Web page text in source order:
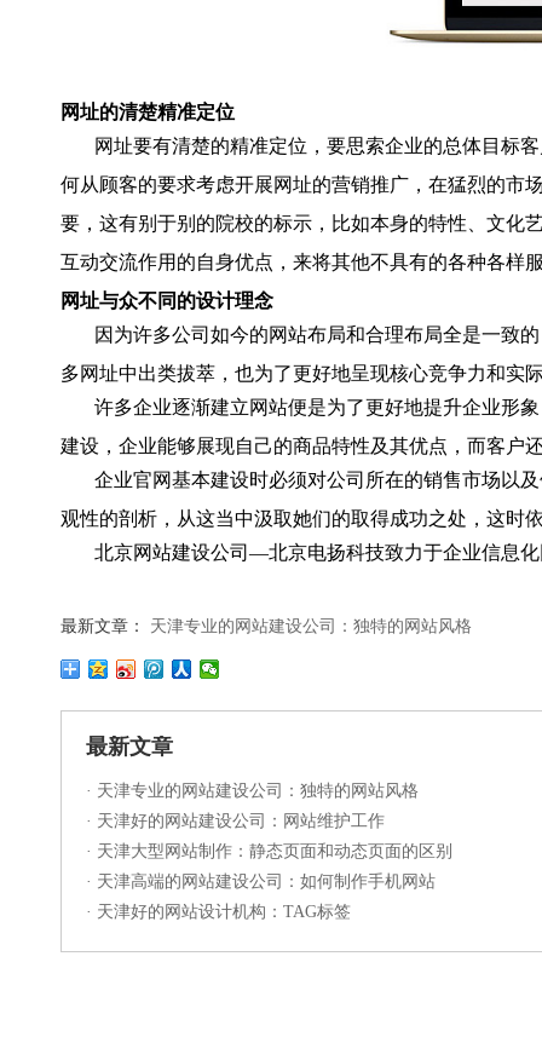
网址的清楚精准定位
网址要有清楚的精准定位，要思索企业的总体目标
何从顾客的要求考虑开展网址的营销推广，在猛烈的市
要，这有别于别的院校的标示，比如本身的特性、文化
互动交流作用的自身优点，来将其他不具有的各种各样
网址与众不同的设计理念
因为许多公司如今的网站布局和合理布局全是一致
多网址中出类拔萃，也为了更好地呈现核心竞争力和实
许多企业逐渐建立网站便是为了更好地提升企业形
建设，企业能够展现自己的商品特性及其优点，而客户
企业官网基本建设时必须对公司所在的销售市场以
观性的剖析，从这当中汲取她们的取得成功之处，这时
北京网站建设公司—北京电扬科技致力于企业信息
最新文章： 天津专业的网站建设公司：独特的网站风格
最新文章
· 天津专业的网站建设公司：独特的网站风格
· 天津好的网站建设公司：网站维护工作
· 天津大型网站制作：静态页面和动态页面的区别
· 天津高端的网站建设公司：如何制作手机网站
· 天津好的网站设计机构：TAG标签